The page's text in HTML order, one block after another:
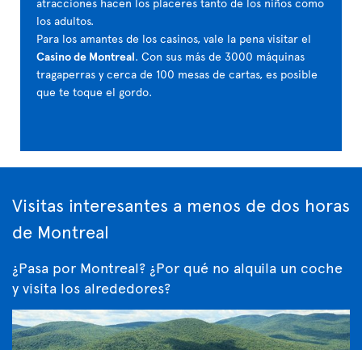
los adultos.
Para los amantes de los casinos, vale la pena visitar el
Casino de Montreal. Con sus más de 3000 máquinas
tragaperras y cerca de 100 mesas de cartas, es posible
que te toque el gordo.
Visitas interesantes a menos de dos horas
de Montreal
¿Pasa por Montreal? ¿Por qué no alquila un coche
y visita los alrededores?